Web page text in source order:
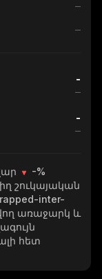
-
-
-%
շուկայական
inter-
առաջարկ և
հետ